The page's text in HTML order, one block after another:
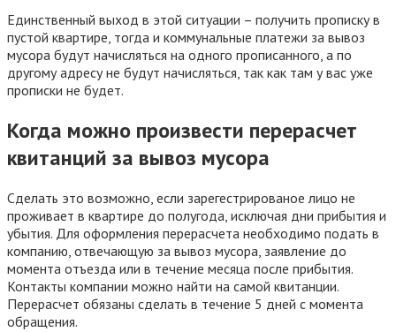
Единственный выход в этой ситуации – получить прописку в
пустой квартире, тогда и коммунальные платежи за вывоз
мусора будут начисляться на одного прописанного, а по
другому адресу не будут начисляться, так как там у вас уже
прописки не будет.
Когда можно произвести перерасчет
квитанций за вывоз мусора
Сделать это возможно, если зарегестрированое лицо не
проживает в квартире до полугода, исключая дни прибытия и
убытия. Для оформления перерасчета необходимо подать в
компанию, отвечающую за вывоз мусора, заявление до
момента отъезда или в течение месяца после прибытия.
Контакты компании можно найти на самой квитанции.
Перерасчет обязаны сделать в течение 5 дней с момента
обращения.